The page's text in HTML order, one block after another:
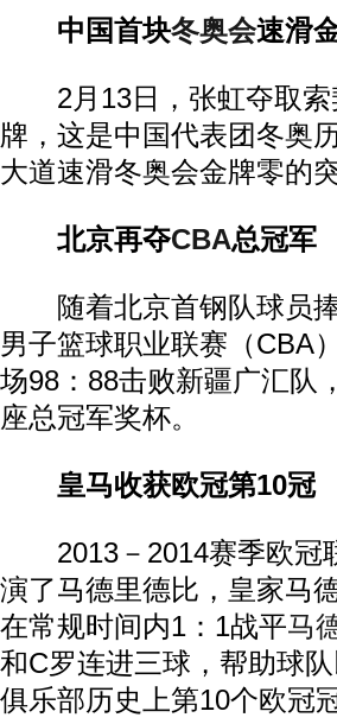
中国首块冬奥会速滑
2月13日，张虹夺取索
牌，这是中国代表团冬奥
大道速滑冬奥会金牌零的突
北京再夺CBA总冠军
随着北京首钢队球员捧
男子篮球职业联赛（CBA
场98：88击败新疆广汇队
座总冠军奖杯。
皇马收获欧冠第10冠
2013－2014赛季欧冠
演了马德里德比，皇家马
在常规时间内1：1战平马
和C罗连进三球，帮助球
俱乐部历史上第10个欧冠